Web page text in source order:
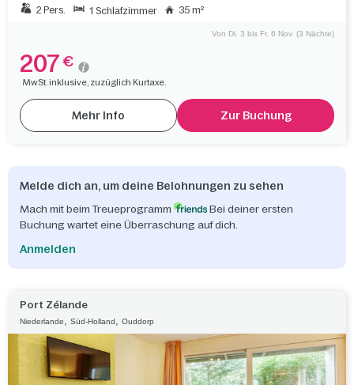
2 Pers. 1 Schlafzimmer 35 m²
Von Di. 3 bis Fr. 6 Nov. (3 Nächte)
207 €
MwSt. inklusive, zuzüglich Kurtaxe.
Mehr Info Zur Buchung
Melde dich an, um deine Belohnungen zu sehen
Mach mit beim Treueprogramm
Bei deiner ersten
Buchung wartet eine Überraschung auf dich.
Anmelden
Port Zélande
Niederlande, Süd-Holland, Ouddorp